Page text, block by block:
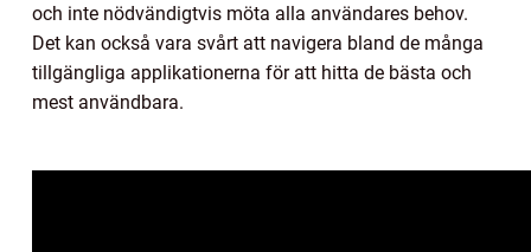
och inte nödvändigtvis möta alla användares behov.
Det kan också vara svårt att navigera bland de många
tillgängliga applikationerna för att hitta de bästa och
mest användbara.